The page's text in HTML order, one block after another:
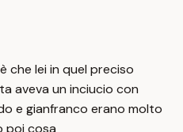
che lei in quel preciso
aveva un inciucio con
e gianfranco erano molto
poi cosa